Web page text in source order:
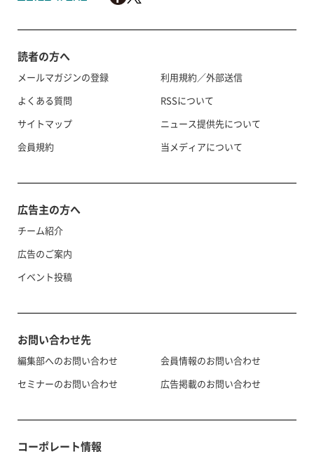
読者の方へ
メールマガジンの登録
よくある質問
サイトマップ
会員規約
利用規約／外部送信
RSSについて
ニュース提供先について
当メディアについて
広告主の方へ
チーム紹介
広告のご案内
イベント投稿
お問い合わせ先
編集部へのお問い合わせ
セミナーのお問い合わせ
会員情報のお問い合わせ
広告掲載のお問い合わせ
コーポレート情報